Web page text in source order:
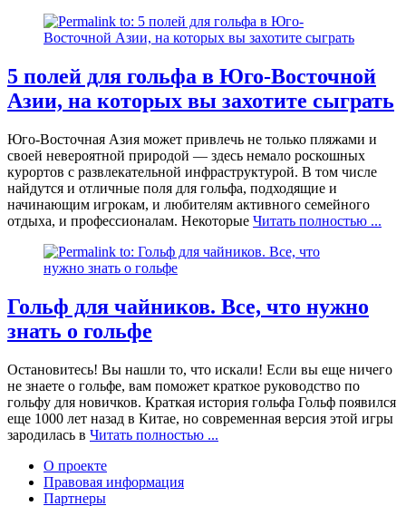
5 полей для гольфа в Юго-Восточной
Азии, на которых вы захотите сыграть
Юго-Восточная Азия может привлечь не только пляжами и
своей невероятной природой — здесь немало роскошных
курортов с развлекательной инфраструктурой. В том числе
найдутся и отличные поля для гольфа, подходящие и
начинающим игрокам, и любителям активного семейного
отдыха, и профессионалам. Некоторые Читать полностью ...
Гольф для чайников. Все, что нужно
знать о гольфе
Остановитесь! Вы нашли то, что искали! Если вы еще ничего
не знаете о гольфе, вам поможет краткое руководство по
гольфу для новичков. Краткая история гольфа Гольф появился
еще 1000 лет назад в Китае, но современная версия этой игры
зародилась в Читать полностью ...
О проекте
Правовая информация
Партнеры